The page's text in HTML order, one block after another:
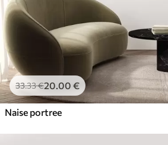
33.33€20.00 €
Naise portree